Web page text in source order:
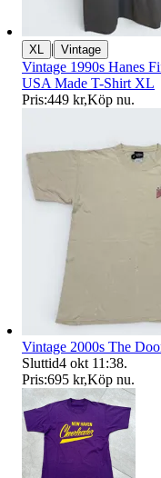
XL | Vintage
Vintage 1990s Hanes
USA Made T-Shirt XL
Pris:449 kr,Köp nu.
Vintage 2000s The
Sluttid4 okt 11:38.
Pris:695 kr,Köp nu.